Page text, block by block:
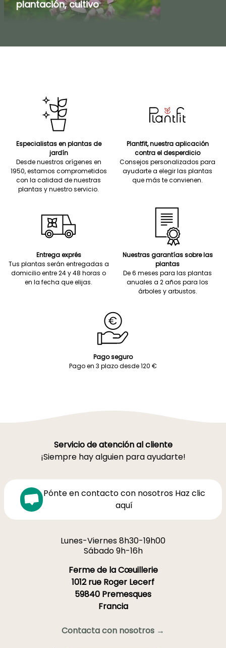
plantación, cultivo
Especialistas en plantas de
jardín
Desde nuestros orígenes en
1950, estamos comprometidos
con la calidad de nuestras
plantas y nuestro servicio.
Plantfit, nuestra aplicación
contra el desperdicio
Consejos personalizados para
ayudarte a elegir las plantas
que más te convienen.
Entrega exprés
Tus plantas serán entregadas a
domicilio entre 24 y 48 horas o
en la fecha que elijas.
Nuestras garantías sobre las
plantas
De 6 meses para las plantas
anuales a 2 años para los
árboles y arbustos.
Pago seguro
Pago en 3 plazo desde 120 €
Servicio de atención al cliente
¡Siempre hay alguien para ayudarte!
Pónte en contacto con nosotros Haz clic
aquí
Lunes-Viernes 8h30-19h00
Sábado 9h-16h
Ferme de la Cœuillerie
1012 rue Roger Lecerf
59840 Premesques
Francia
Contacta con nosotros →